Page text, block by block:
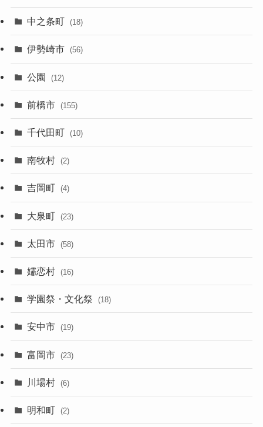
中之条町 (18)
伊勢崎市 (56)
公園 (12)
前橋市 (155)
千代田町 (10)
南牧村 (2)
吉岡町 (4)
大泉町 (23)
太田市 (58)
嬬恋村 (16)
学園祭・文化祭 (18)
安中市 (19)
富岡市 (23)
川場村 (6)
明和町 (2)